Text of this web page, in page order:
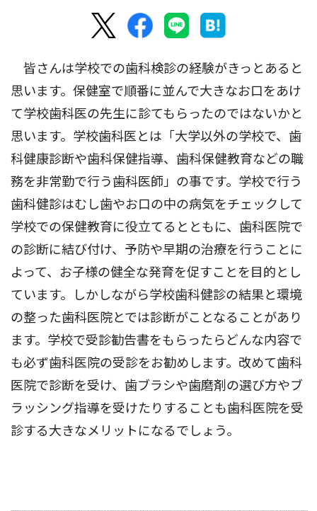
皆さんは学校での歯科検診の経験がきっとあると
思います。保健室で順番に並んで大きなお口をあけ
て学校歯科医の先生に診てもらったのではないかと
思います。学校歯科医とは「大学以外の学校で、歯
科健康診断や歯科保健指導、歯科保健教育などの職
務を非常勤で行う歯科医師」の事です。学校で行う
歯科健診はむし歯やお口の中の病気をチェックして
学校での保健教育に役立てるとともに、歯科医院で
の診断に結び付け、予防や早期の治療を行うことに
よって、お子様の健全な発育を促すことを目的とし
ています。しかしながら学校歯科健診の結果と環境
の整った歯科医院とでは診断がことなることがあり
ます。学校で受診勧告書をもらったらどんな内容で
も必ず歯科医院の受診をお勧めします。改めて歯科
医院で診断を受け、歯ブラシや歯磨剤の選び方やブ
ラッシング指導を受けたりすることも歯科医院を受
診する大きなメリットになるでしょう。